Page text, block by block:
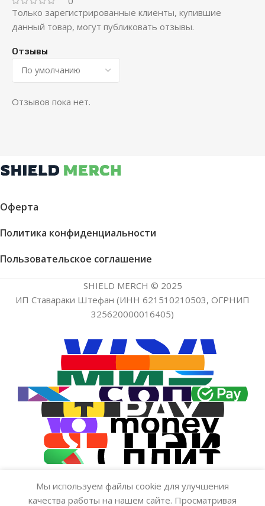
Отзывы
Отзывов пока нет.
Только зарегистрированные клиенты, купившие
данный товар, могут публиковать отзывы.
Оферта
Политика конфиденциальности
Пользовательское соглашение
SHIELD MERCH © 2025
ИП Ставараки Штефан (ИНН 621510210503, ОГРНИП
325620000016405)
Мы используем файлы cookie для улучшения
качества работы на нашем сайте. Просматривая
Наклейка на банковскую карту
Нет в